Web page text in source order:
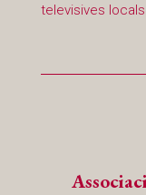
televisives